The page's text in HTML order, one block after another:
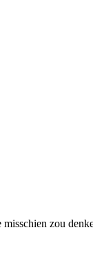
zou